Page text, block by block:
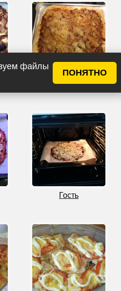
файлы
ПОНЯТНО
Гость
Гость